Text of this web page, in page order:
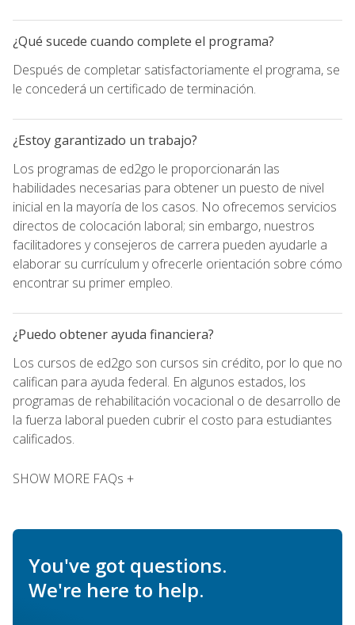
¿Qué sucede cuando complete el programa?
Después de completar satisfactoriamente el programa, se
le concederá un certificado de terminación.
¿Estoy garantizado un trabajo?
Los programas de ed2go le proporcionarán las
habilidades necesarias para obtener un puesto de nivel
inicial en la mayoría de los casos. No ofrecemos servicios
directos de colocación laboral; sin embargo, nuestros
facilitadores y consejeros de carrera pueden ayudarle a
elaborar su currículum y ofrecerle orientación sobre cómo
encontrar su primer empleo.
¿Puedo obtener ayuda financiera?
Los cursos de ed2go son cursos sin crédito, por lo que no
califican para ayuda federal. En algunos estados, los
programas de rehabilitación vocacional o de desarrollo de
la fuerza laboral pueden cubrir el costo para estudiantes
calificados.
SHOW MORE FAQs +
You've got questions.
We're here to help.